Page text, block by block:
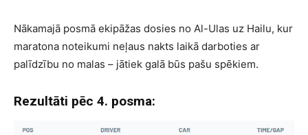
Nākamajā posmā ekipāžas dosies no Al-Ulas uz Hailu, kur
maratona noteikumi neļaus nakts laikā darboties ar
palīdzību no malas – jātiek galā būs pašu spēkiem.
Rezultāti pēc 4. posma: